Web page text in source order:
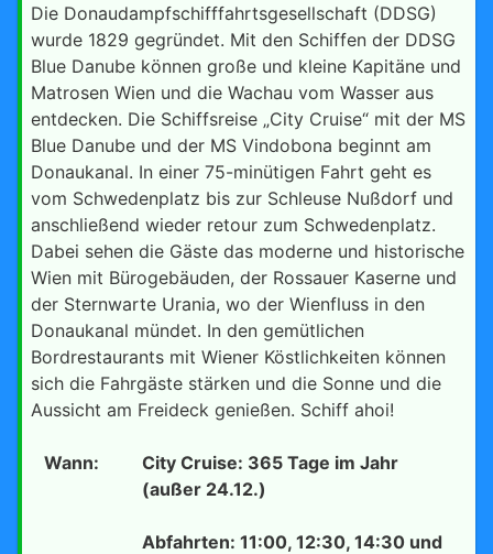
Die Donaudampfschifffahrtsgesellschaft (DDSG)
wurde 1829 gegründet. Mit den Schiffen der DDSG
Blue Danube können große und kleine Kapitäne und
Matrosen Wien und die Wachau vom Wasser aus
entdecken. Die Schiffsreise „City Cruise“ mit der MS
Blue Danube und der MS Vindobona beginnt am
Donaukanal. In einer 75-minütigen Fahrt geht es
vom Schwedenplatz bis zur Schleuse Nußdorf und
anschließend wieder retour zum Schwedenplatz.
Dabei sehen die Gäste das moderne und historische
Wien mit Bürogebäuden, der Rossauer Kaserne und
der Sternwarte Urania, wo der Wienfluss in den
Donaukanal mündet. In den gemütlichen
Bordrestaurants mit Wiener Köstlichkeiten können
sich die Fahrgäste stärken und die Sonne und die
Aussicht am Freideck genießen. Schiff ahoi!
Wann:
City Cruise: 365 Tage im Jahr
(außer 24.12.)
Abfahrten: 11:00, 12:30, 14:30 und